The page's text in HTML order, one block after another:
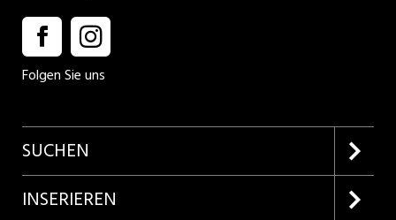
Folgen Sie uns
SUCHEN
Firmenprofile entdecken
INSERIEREN